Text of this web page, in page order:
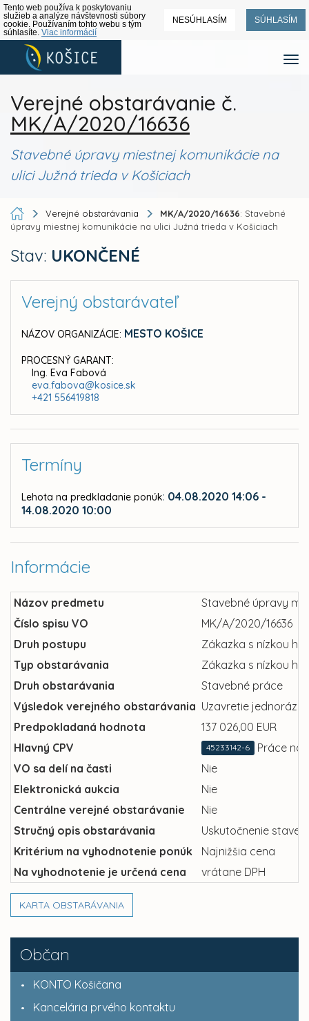
Tento web používa k poskytovaniu
služieb a analýze návštevnosti súbory
cookie. Používaním tohto webu s tým
súhlasíte. Viac informácií
NESÚHLASÍM SÚHLASÍM
Verejné obstarávanie č.
MK/A/2020/16636
Stavebné úpravy miestnej komunikácie na
ulici Južná trieda v Košiciach
Občan
KONTO Košičana
Kancelária prvého kontaktu
Verejné obstarávania MK/A/2020/16636: Stavebné
úpravy miestnej komunikácie na ulici Južná trieda v Košiciach
Stav: UKONČENÉ
Verejný obstarávateľ
NÁZOV ORGANIZÁCIE: MESTO KOŠICE
PROCESNÝ GARANT:
Ing. Eva Fabová
eva.fabova@kosice.sk
+421 556419818
Termíny
Lehota na predkladanie ponúk: 04.08.2020 14:06 -
14.08.2020 10:00
Informácie
Názov predmetu
Stavebné úpravy
Číslo spisu VO
MK/A/2020/16636
Druh postupu
Zákazka s nízkou
Typ obstarávania
Zákazka s nízkou
Druh obstarávania
Stavebné práce
Výsledok verejného obstarávania Uzavretie
Predpokladaná hodnota
137 026,00 EUR
Hlavný CPV
45233142-6
Práce na
VO sa delí na časti
Nie
Elektronická aukcia
Nie
Centrálne verejné obstarávanie
Nie
Stručný opis obstarávania
Uskutočnenie
Kritérium na vyhodnotenie ponúk
Najnižšia cena
Na vyhodnotenie je určená cena
vrátane DPH
KARTA OBSTARÁVANIA